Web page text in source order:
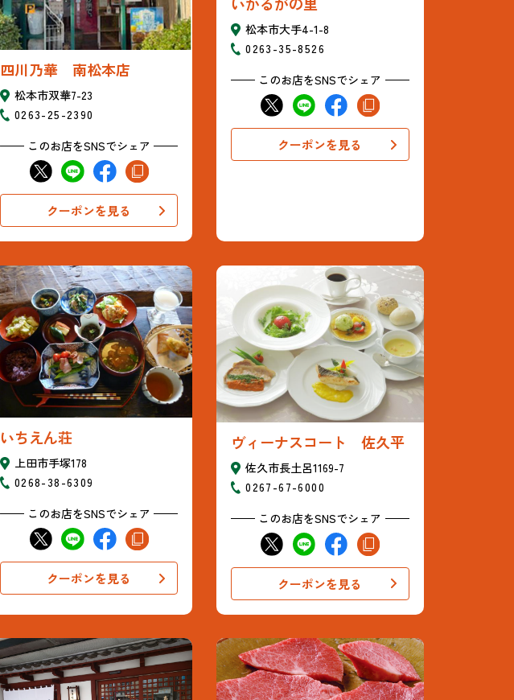
四川乃華 南松本店
松本市双華7-23
0263-25-2390
このお店をSNSでシェア
クーポンを見る
松本市大手4-1-8
0263-35-8526
このお店をSNSでシェア
クーポンを見る
いちえん荘
上田市手塚178
0268-38-6309
このお店をSNSでシェア
クーポンを見る
ヴィーナスコート 佐久平
佐久市長土呂1169-7
0267-67-6000
このお店をSNSでシェア
クーポンを見る